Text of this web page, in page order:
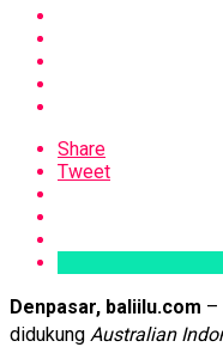
Share
Tweet
Denpasar, baliilu.com –
didukung Australian